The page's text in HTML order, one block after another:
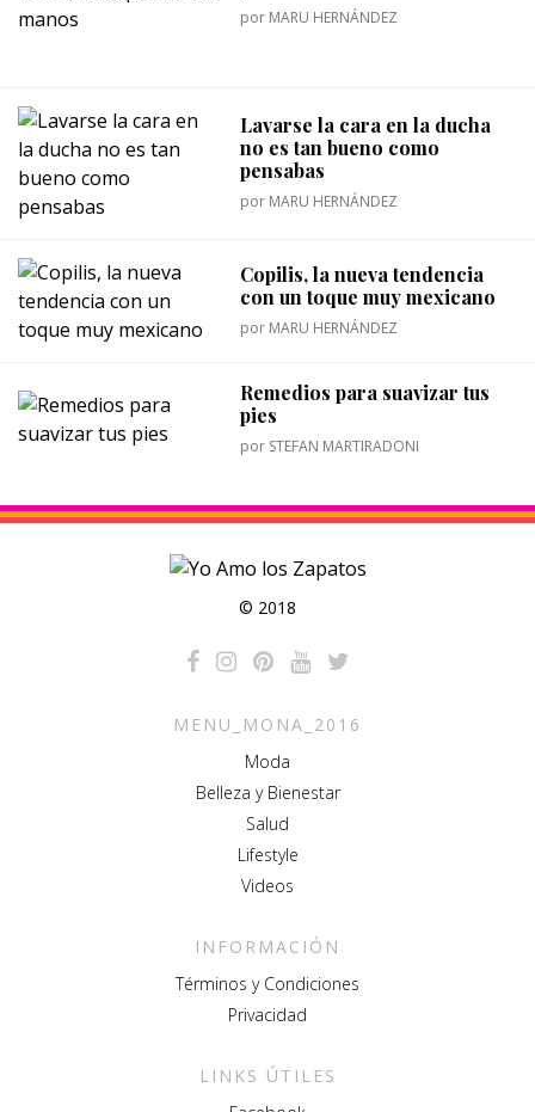
por MARU HERNÁNDEZ
Lavarse la cara en la ducha
no es tan bueno como
pensabas
por MARU HERNÁNDEZ
Copilis, la nueva tendencia
con un toque muy mexicano
por MARU HERNÁNDEZ
Remedios para suavizar tus
pies
por STEFAN MARTIRADONI
© 2018
MENU_MONA_2016
Moda
Belleza y Bienestar
Salud
Lifestyle
Videos
INFORMACIÓN
Términos y Condiciones
Privacidad
LINKS ÚTILES